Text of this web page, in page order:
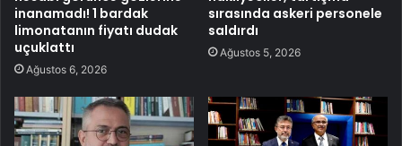
inanamadı! 1 bardak
limonatanın fiyatı dudak
uçuklattı
Ağustos 6, 2026
sırasında askeri personele
saldırdı
Ağustos 5, 2026